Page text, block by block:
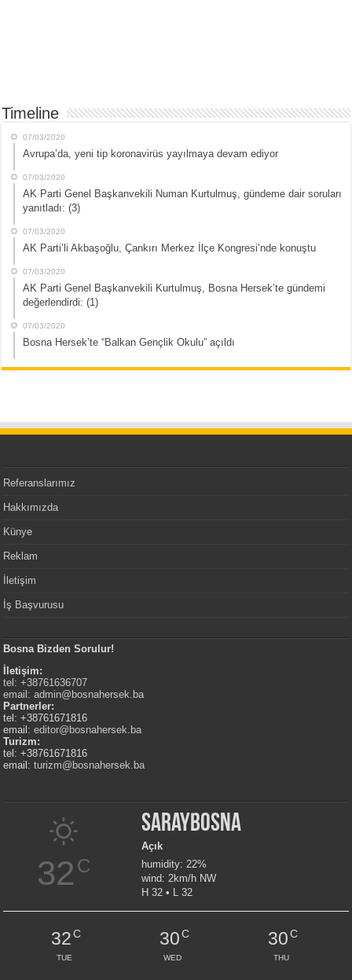
Timeline
07/03/2020
Avrupa’da, yeni tip koronavirüs yayılmaya devam ediyor
07/03/2020
AK Parti Genel Başkanvekili Numan Kurtulmuş, gündeme dair soruları
yanıtladı: (3)
07/03/2020
AK Parti’li Akbaşoğlu, Çankırı Merkez İlçe Kongresi’nde konuştu
07/03/2020
AK Parti Genel Başkanvekili Kurtulmuş, Bosna Hersek’te gündemi
değerlendirdi: (1)
07/03/2020
Bosna Hersek’te “Balkan Gençlik Okulu” açıldı
Referanslarımız
Hakkımızda
Künye
Reklam
İletişim
İş Başvurusu
Bosna Bizden Sorulur!
İletişim:
tel: +38761636707
email:admin@bosnahersek.ba
Partnerler:
tel: +38761671816
email:editor@bosnahersek.ba
Turizm:
tel: +38761671816
email:turizm@bosnahersek.ba
32 C
Saraybosna
Açık
humidity: 22%
wind: 2km/h NW
H 32 • L 32
32C
TUE
30C
WED
30C
THU